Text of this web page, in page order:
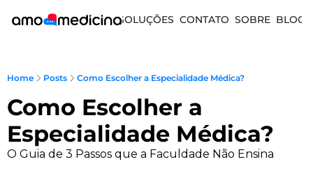
SOLUÇÕES CONTATO SOBRE BLOG
Home Posts Como Escolher a Especialidade Médica?
Como Escolher a
Especialidade Médica?
O Guia de 3 Passos que a Faculdade Não Ensina